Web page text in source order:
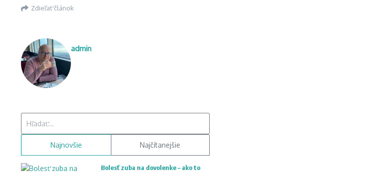
Zdieľať článok
admin
Najnovšie Najčítanejšie
Bolesť zuba na dovolenke – ako to